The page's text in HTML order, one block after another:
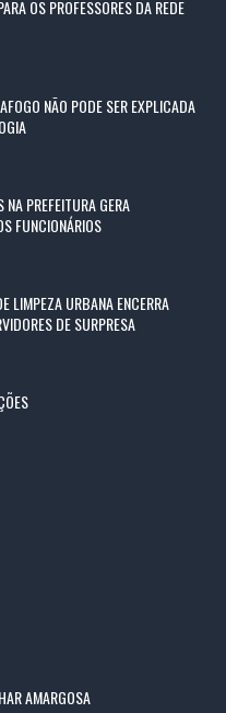
OS PROFESSORES DA REDE
NÃO PODE SER EXPLICADA
PREFEITURA GERA
FUNCIONÁRIOS
LIMPEZA URBANA ENCERRA
DE SURPRESA
AMARGOSA